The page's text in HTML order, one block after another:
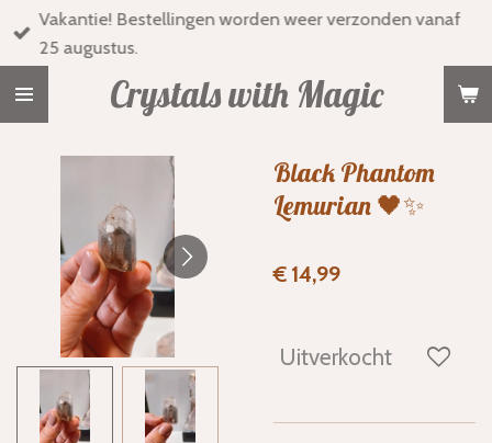
Ga
direct
Crystals with Magic
Vakantie! Bestellingen worden weer verzonden vanaf
25 augustus.
Black Phantom
Lemurian 🖤✨
€ 14,99
Uitverkocht